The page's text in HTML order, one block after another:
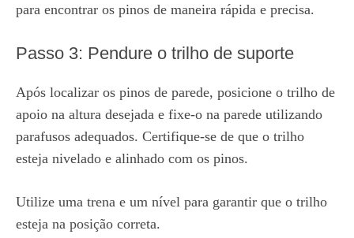
para encontrar os pinos de maneira rápida e precisa.
Passo 3: Pendure o trilho de suporte
Após localizar os pinos de parede, posicione o trilho de
apoio na altura desejada e fixe-o na parede utilizando
parafusos adequados. Certifique-se de que o trilho
esteja nivelado e alinhado com os pinos.
Utilize uma trena e um nível para garantir que o trilho
esteja na posição correta.